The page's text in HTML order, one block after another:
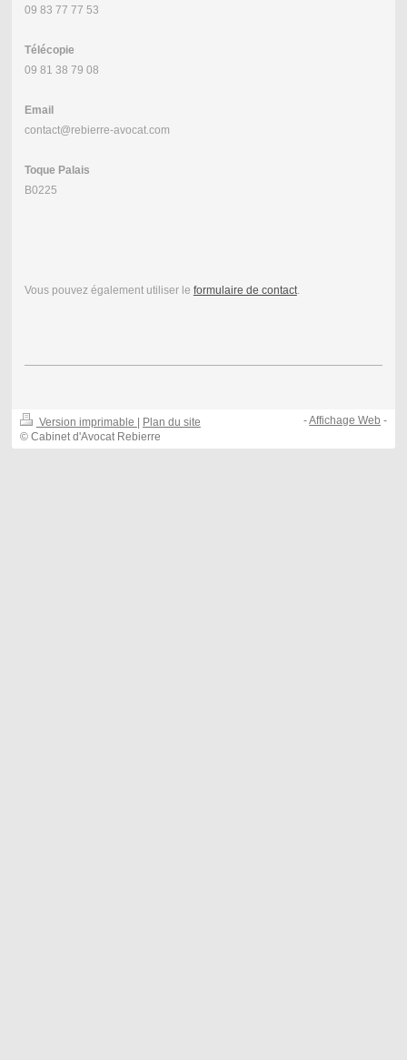
09 83 77 77 53
Télécopie
09 81 38 79 08
Email
contact@rebierre-avocat.com
Toque Palais
B0225
Vous pouvez également utiliser le formulaire de contact.
Version imprimable
Plan du site
© Cabinet d'Avocat Rebierre
-Affichage Web -